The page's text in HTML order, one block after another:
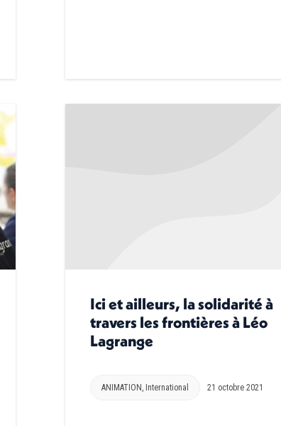
Ici et ailleurs, la solidarité à
travers les frontières à Léo
Lagrange
ANIMATION, International 21 octobre 2021